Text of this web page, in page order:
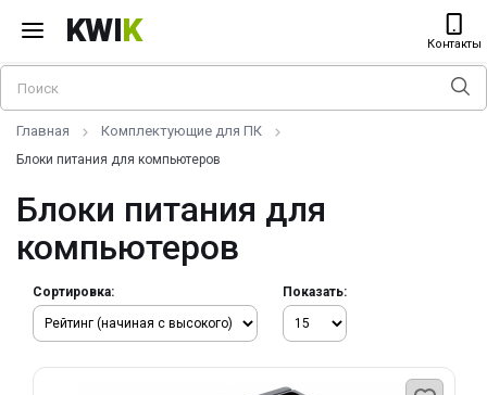
KWIK Контакты
Главная Комплектующие для ПК
Блоки питания для компьютеров
Блоки питания для
компьютеров
Сортировка: Показать: